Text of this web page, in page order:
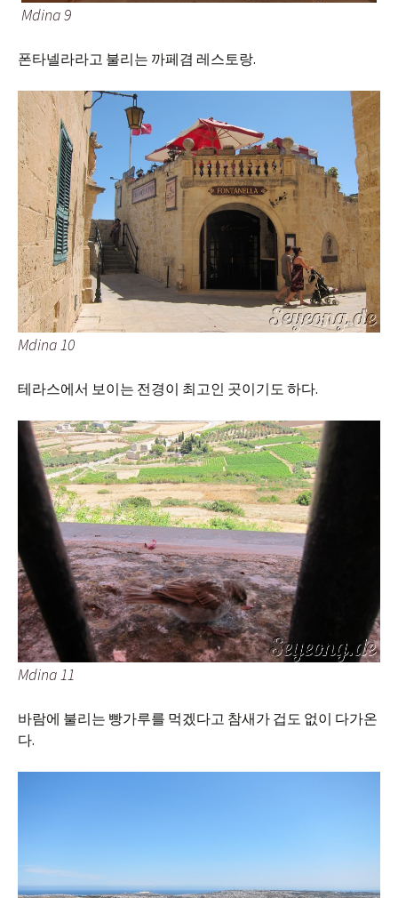
Mdina 9
폰타넬라라고 불리는 까페겸 레스토랑.
Mdina 10
테라스에서 보이는 전경이 최고인 곳이기도 하다.
Mdina 11
바람에 불리는 빵가루를 먹겠다고 참새가 겁도 없이 다가온
다.